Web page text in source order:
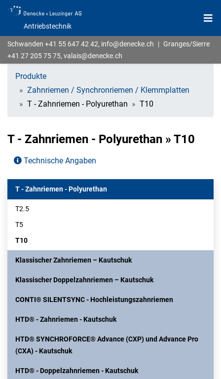
Antriebstechnik
Schwanden +41 55 647 42 42, info@denecke.ch | Granges/Sierre
+41 27 205 75 75, valais@denecke.ch
Produkte
Zahnriemen / Synchronriemen / Klemmplatten
T - Zahnriemen - Polyurethan
T10
T - Zahnriemen - Polyurethan » T10
Technische Angaben
T - Zahnriemen - Polyurethan
T2.5
T5
T10
Klassischer Zahnriemen – Kautschuk
Klassischer Doppelzahnriemen – Kautschuk
CONTI® SILENTSYNC - Hochleistungszahnriemen
HTD® - Zahnriemen - Kautschuk
HTD® SYNCHROFORCE® Advance (CXP) und Advance Pro
(CXA) - Kautschuk
HTD® - Doppelzahnriemen - Kautschuk